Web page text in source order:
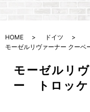
HOME
ドイツ
モーゼルリヴァーナー クーベ
モーゼルリ
ー トロッケ